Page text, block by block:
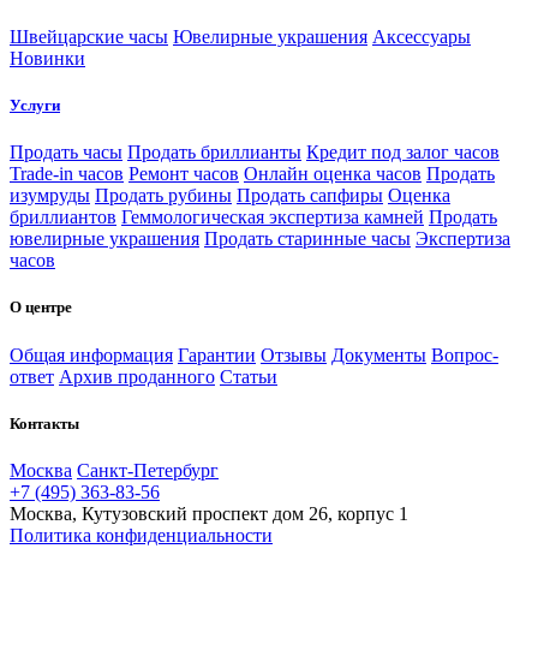
Швейцарские часы Ювелирные украшения Аксессуары
Новинки
Услуги
Продать часы Продать бриллианты Кредит под залог часов
Trade-in часов Ремонт часов Онлайн оценка часов Продать
изумруды Продать рубины Продать сапфиры Оценка
бриллиантов Геммологическая экспертиза камней Продать
ювелирные украшения Продать старинные часы Экспертиза
часов
О центре
Общая информация Гарантии Отзывы Документы Вопрос-
ответ Архив проданного Статьи
Контакты
Москва Санкт-Петербург
+7 (495) 363-83-56
Москва, Кутузовский проспект дом 26, корпус 1
Политика конфиденциальности